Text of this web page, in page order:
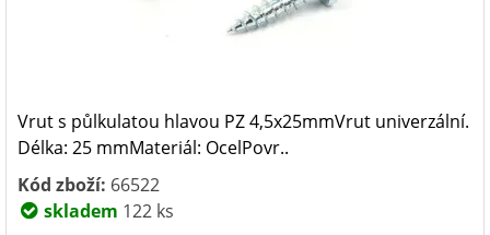
Vrut s půlkulatou hlavou PZ 4,5x25mmVrut univerzální.
Délka: 25 mmMateriál: OcelPovr..
Kód zboží: 66522
skladem 122 ks